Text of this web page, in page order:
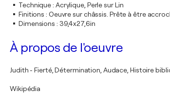
Technique: Acrylique, Perle sur Lin
Finitions : Oeuvre sur châssis. Prête à être
Dimensions : 39,4x27,6in
À propos de l'oeuvre
Judith - Fierté, Détermination, Audace, Histoire
Wikipédia